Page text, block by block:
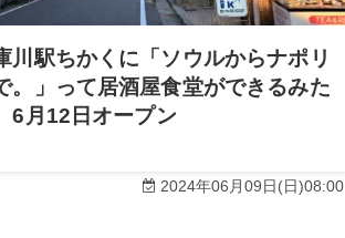
川駅ちかくに「ソウルからナポリ
。」って居酒屋食堂ができるみた
6月12日オープン
2024年06月09日(日)08:00